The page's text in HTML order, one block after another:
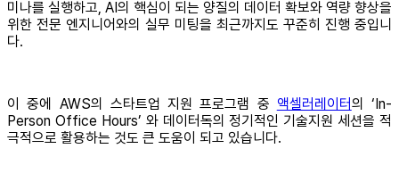
미나를 실행하고, AI의 핵심이 되는 양질의 데이터 확보와 역량 향상을
위한 전문 엔지니어와의 실무 미팅을 최근까지도 꾸준히 진행 중입니
다.
이 중에 AWS의 스타트업 지원 프로그램 중 액셀러레이터의 ‘In-
Person Office Hours’ 와 데이터독의 정기적인 기술지원 세션을 적
극적으로 활용하는 것도 큰 도움이 되고 있습니다.